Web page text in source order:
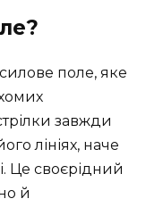
поле, яке
завжди
лініях, наче
Це своєрідний
й